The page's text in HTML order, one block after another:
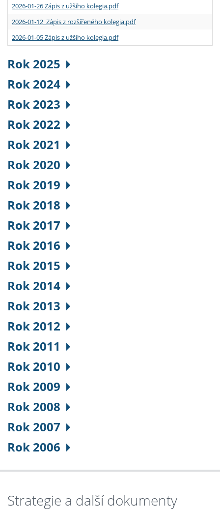
2026-01-26 Zápis z užšího kolegia.pdf
2026-01-12 Zápis z rozšířeného kolegia.pdf
2026-01-05 Zápis z užšího kolegia.pdf
Rok 2025
Rok 2024
Rok 2023
Rok 2022
Rok 2021
Rok 2020
Rok 2019
Rok 2018
Rok 2017
Rok 2016
Rok 2015
Rok 2014
Rok 2013
Rok 2012
Rok 2011
Rok 2010
Rok 2009
Rok 2008
Rok 2007
Rok 2006
Strategie a další dokumenty